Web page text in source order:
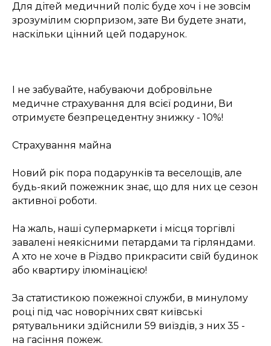
Для дітей медичний поліс буде хоч і не зовсім
зрозумілим сюрпризом, зате Ви будете знати,
наскільки цінний цей подарунок.
І не забувайте, набуваючи добровільне
медичне страхування для всієї родини, Ви
отримуєте безпрецедентну знижку - 10%!
Страхування майна
Новий рік пора подарунків та веселощів, але
будь-який пожежник знає, що для них це сезон
активної роботи.
На жаль, наші супермаркети і місця торгівлі
завалені неякісними петардами та гірляндами.
А хто не хоче в Різдво прикрасити свій будинок
або квартиру ілюмінацією!
За статистикою пожежної служби, в минулому
році під час новорічних свят київські
рятувальники здійснили 59 виїздів, з них 35 -
на гасіння пожеж.